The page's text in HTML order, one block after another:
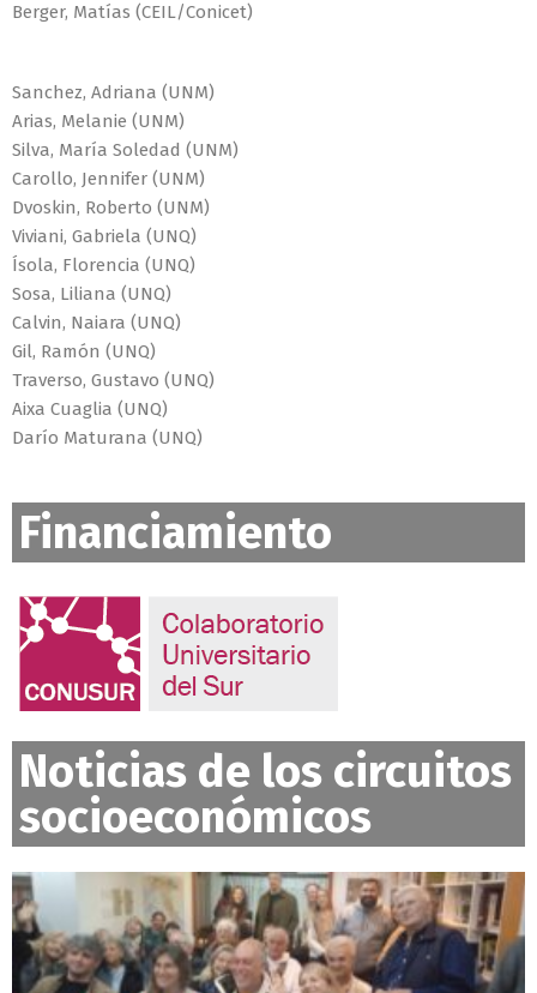
Berger, Matías (CEIL/Conicet)
Sanchez, Adriana (UNM)
Arias, Melanie (UNM)
Silva, María Soledad (UNM)
Carollo, Jennifer (UNM)
Dvoskin, Roberto (UNM)
Viviani, Gabriela (UNQ)
Ísola, Florencia (UNQ)
Sosa, Liliana (UNQ)
Calvin, Naiara (UNQ)
Gil, Ramón (UNQ)
Traverso, Gustavo (UNQ)
Aixa Cuaglia (UNQ)
Darío Maturana (UNQ)
Financiamiento
Noticias de los circuitos
socioeconómicos